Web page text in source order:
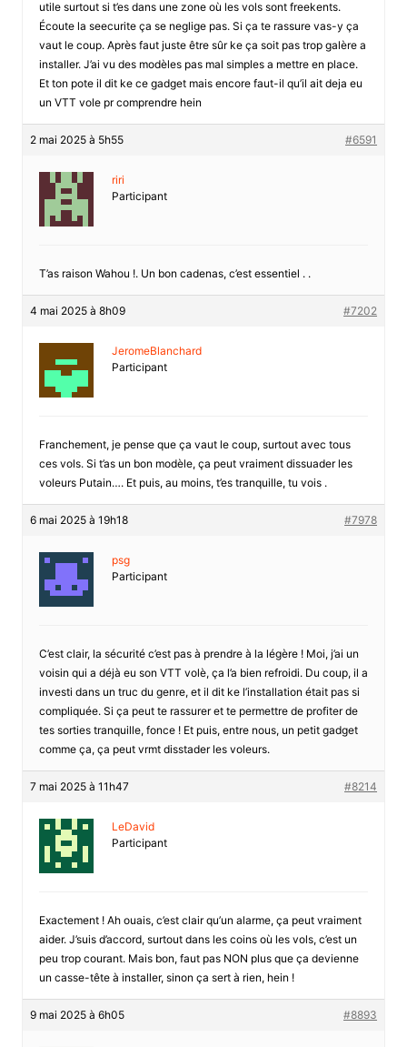
utile surtout si t’es dans une zone où les vols sont freekents.
Écoute la seecurite ça se neglige pas. Si ça te rassure vas-y ça
vaut le coup. Après faut juste être sûr ke ça soit pas trop galère a
installer. J’ai vu des modèles pas mal simples a mettre en place.
Et ton pote il dit ke ce gadget mais encore faut-il qu’il ait deja eu
un VTT vole pr comprendre hein
2 mai 2025 à 5h55 #6591
riri
Participant
T’as raison Wahou !. Un bon cadenas, c’est essentiel . .
4 mai 2025 à 8h09 #7202
JeromeBlanchard
Participant
Franchement, je pense que ça vaut le coup, surtout avec tous
ces vols. Si t’as un bon modèle, ça peut vraiment dissuader les
voleurs Putain…. Et puis, au moins, t’es tranquille, tu vois .
6 mai 2025 à 19h18 #7978
psg
Participant
C’est clair, la sécurité c’est pas à prendre à la légère ! Moi, j’ai un
voisin qui a déjà eu son VTT volè, ça l’a bien refroidi. Du coup, il a
investi dans un truc du genre, et il dit ke l’installation était pas si
compliquée. Si ça peut te rassurer et te permettre de profiter de
tes sorties tranquille, fonce ! Et puis, entre nous, un petit gadget
comme ça, ça peut vrmt disstader les voleurs.
7 mai 2025 à 11h47 #8214
LeDavid
Participant
Exactement ! Ah ouais, c’est clair qu’un alarme, ça peut vraiment
aider. J’suis d’accord, surtout dans les coins où les vols, c’est un
peu trop courant. Mais bon, faut pas NON plus que ça devienne
un casse-tête à installer, sinon ça sert à rien, hein !
9 mai 2025 à 6h05 #8893